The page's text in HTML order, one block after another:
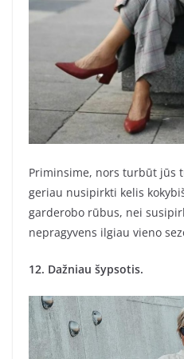
Priminsime, nors turbūt jūs
geriau nusipirkti kelis
garderobo rūbus, nei
nepragyvens ilgiau vieno
12. Dažniau šypsotis.